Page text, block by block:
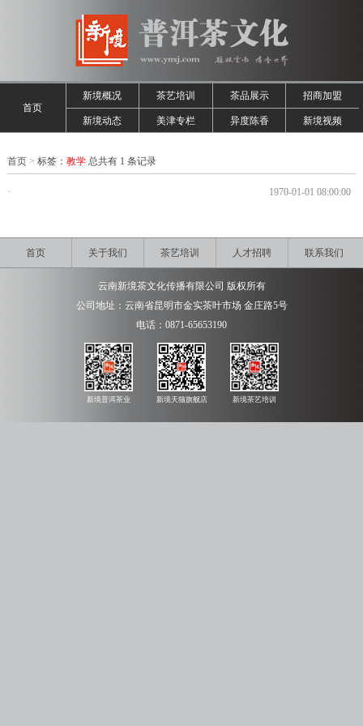
首页
新境概况
新境动态
茶艺培训
美津专栏
茶品展示
异度陈香
招商加盟
新境视频
首页> 标签： 教学总共有 1 条记录
1970-01-01 08:00:00
·
首页 关于我们 茶艺培训 人才招聘 联系我们
云南新境茶文化传播有限公司 版权所有
公司地址：云南省昆明市金实茶叶市场 金庄路5号
电话：0871-65653190
新境普洱茶业 新境天猫旗舰店 新境茶艺培训